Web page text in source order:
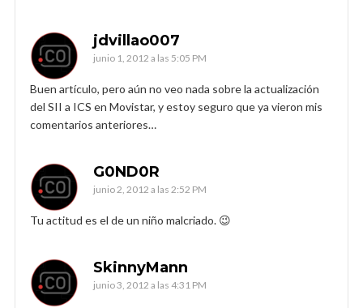
jdvillao007
junio 1, 2012 a las 5:05 PM
Buen artículo, pero aún no veo nada sobre la actualización
del SII a ICS en Movistar, y estoy seguro que ya vieron mis
comentarios anteriores…
G0ND0R
junio 2, 2012 a las 2:52 PM
Tu actitud es el de un niño malcriado. 😉
SkinnyMann
junio 3, 2012 a las 4:31 PM